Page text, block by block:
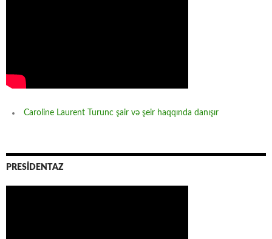
Caroline Laurent Turunc şair və şeir haqqında danışır
PRESİDENTAZ